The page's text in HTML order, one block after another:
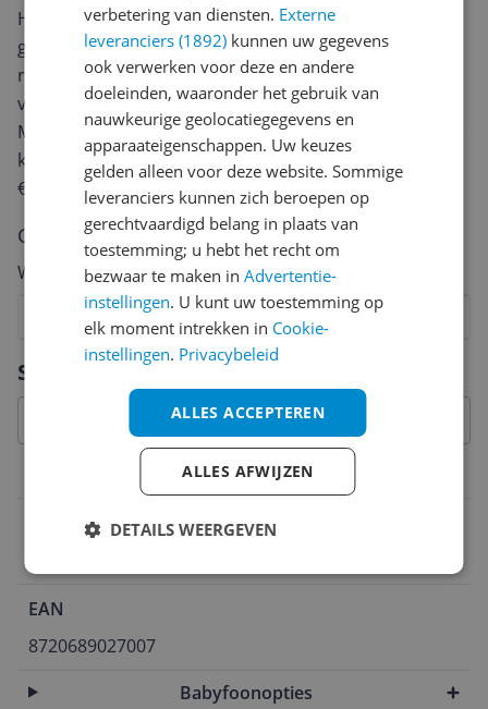
Specificaties
Introductie en ondersteuning
Ondersteuning met updates
EAN
8720689027007
Babyfoonopties
Heb jij dit product in bezit en wil je graag je mening
geven? Start dan hieronder met het schrijven van je
review. Afhankelijk van de details duurt het schrijven
van een review gemiddeld tussen de 3 en 10 minuten.
Met jouw mening help je andere bezoekers een betere
keuze te maken én maak je iedere maand kans op
€250,-!
Klik hier voor de actievoorwaarden.
Cijfer
Welk cijfer geef jij dit product?
8
5
Vraag 1 van 4
verbetering van diensten. Externe
leveranciers (1892) kunnen uw gegevens
ook verwerken voor deze en andere
doeleinden, waaronder het gebruik van
nauwkeurige geolocatiegegevens en
apparaateigenschappen. Uw keuzes
gelden alleen voor deze website. Sommige
leveranciers kunnen zich beroepen op
gerechtvaardigd belang in plaats van
toestemming; u hebt het recht om
bezwaar te maken inAdvertentie-
instellingen. U kunt uw toestemming op
elk moment intrekken in Cookie-
instellingen. Privacybeleid
ALLES ACCEPTEREN
ALLES AFWIJZEN
DETAILS WEERGEVEN